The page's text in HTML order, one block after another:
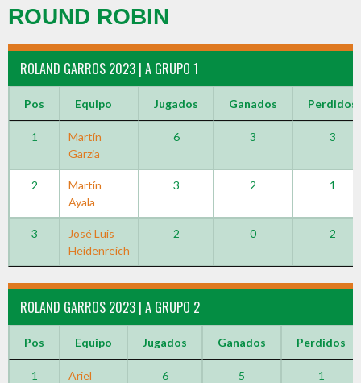
ROUND ROBIN
ROLAND GARROS 2023 | A GRUPO 1
Pos Equipo Jugados Ganados Perdidos
1
Martín
Garzia
6 3 3
2
Martín
Ayala
3 2 1
3
José Luis
Heidenreich
2 0 2
ROLAND GARROS 2023 | A GRUPO 2
Pos Equipo Jugados Ganados Perdidos
1
Ariel
6 5 1